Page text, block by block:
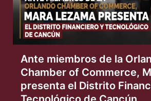
Ante miembros de la
Chamber of Commerce,
presenta el Distrito